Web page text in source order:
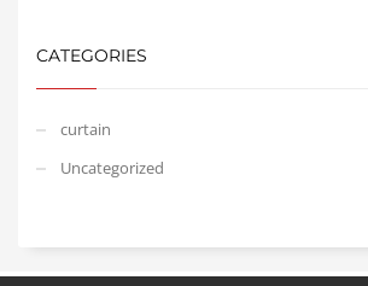
CATEGORIES
curtain
Uncategorized